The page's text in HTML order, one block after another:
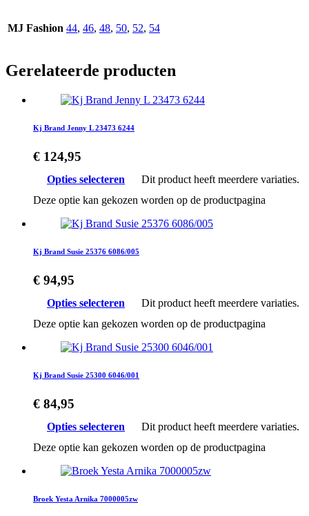
MJ Fashion 44, 46, 48, 50, 52, 54
Gerelateerde producten
Kj Brand Jenny L 23473 6244
€ 124,95
Opties selecteren
Dit product heeft meerdere variaties.
Deze optie kan gekozen worden op de productpagina
Kj Brand Susie 25376 6086/005
€ 94,95
Opties selecteren
Dit product heeft meerdere variaties.
Deze optie kan gekozen worden op de productpagina
Kj Brand Susie 25300 6046/001
€ 84,95
Opties selecteren
Dit product heeft meerdere variaties.
Deze optie kan gekozen worden op de productpagina
Broek Yesta Arnika 7000005zw